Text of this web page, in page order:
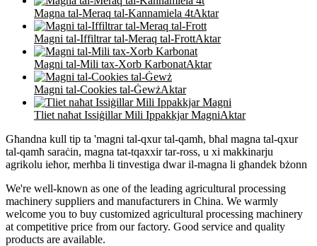
Magna tal-Meraq tal-Kannamiela 4tAktar
Magni tal-Iffiltrar tal-Meraq tal-FrottAktar
Magni tal-Mili tax-Xorb KarbonatAktar
Magni tal-Cookies tal-ĠewżAktar
Tliet naħat Issiġillar Mili Ippakkjar MagniAktar
Għandna kull tip ta 'magni tal-qxur tal-qamħ, bħal magna tal-qxur
tal-qamħ saraċin, magna tat-tqaxxir tar-ross, u xi makkinarju
agrikolu ieħor, merħba li tinvestiga dwar il-magna li għandek bżonn
We're well-known as one of the leading agricultural processing
machinery suppliers and manufacturers in China. We warmly
welcome you to buy customized agricultural processing machinery
at competitive price from our factory. Good service and quality
products are available.